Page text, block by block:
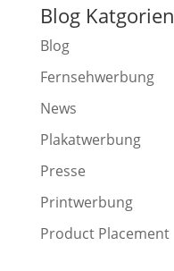
Blog Katgorien
Blog
Fernsehwerbung
News
Plakatwerbung
Presse
Printwerbung
Product Placement